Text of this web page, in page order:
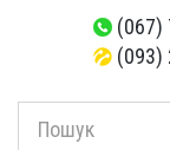
(067)
(093)